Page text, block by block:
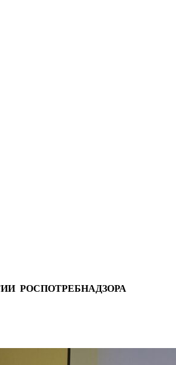
РОСПОТРЕБНАДЗОРА